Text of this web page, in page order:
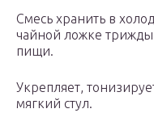
Смесь хранить в
чайной ложке трижды
пищи.
Укрепляет,
мягкий стул.